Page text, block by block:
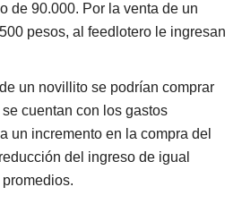
de 90.000. Por la venta de un
pesos, al feedlotero le ingresan
un novillito se podrían comprar
cuentan con los gastos
un incremento en la compra del
del ingreso de igual